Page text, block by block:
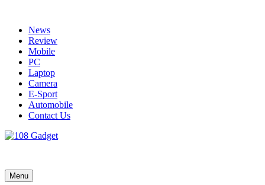
contentNews
Review
Mobile
PC
Laptop
Camera
E-Sport
Automobile
Contact Us
Menu